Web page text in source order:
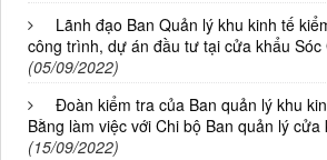
Lãnh đạo Ban Quản lý khu kinh tế
công trình, dự án đầu tư tại cửa khẩu Sóc
(05/09/2022)
Đoàn kiểm tra của Ban quản lý khu
Bằng làm việc với Chi bộ Ban quản lý cửa
(15/09/2022)